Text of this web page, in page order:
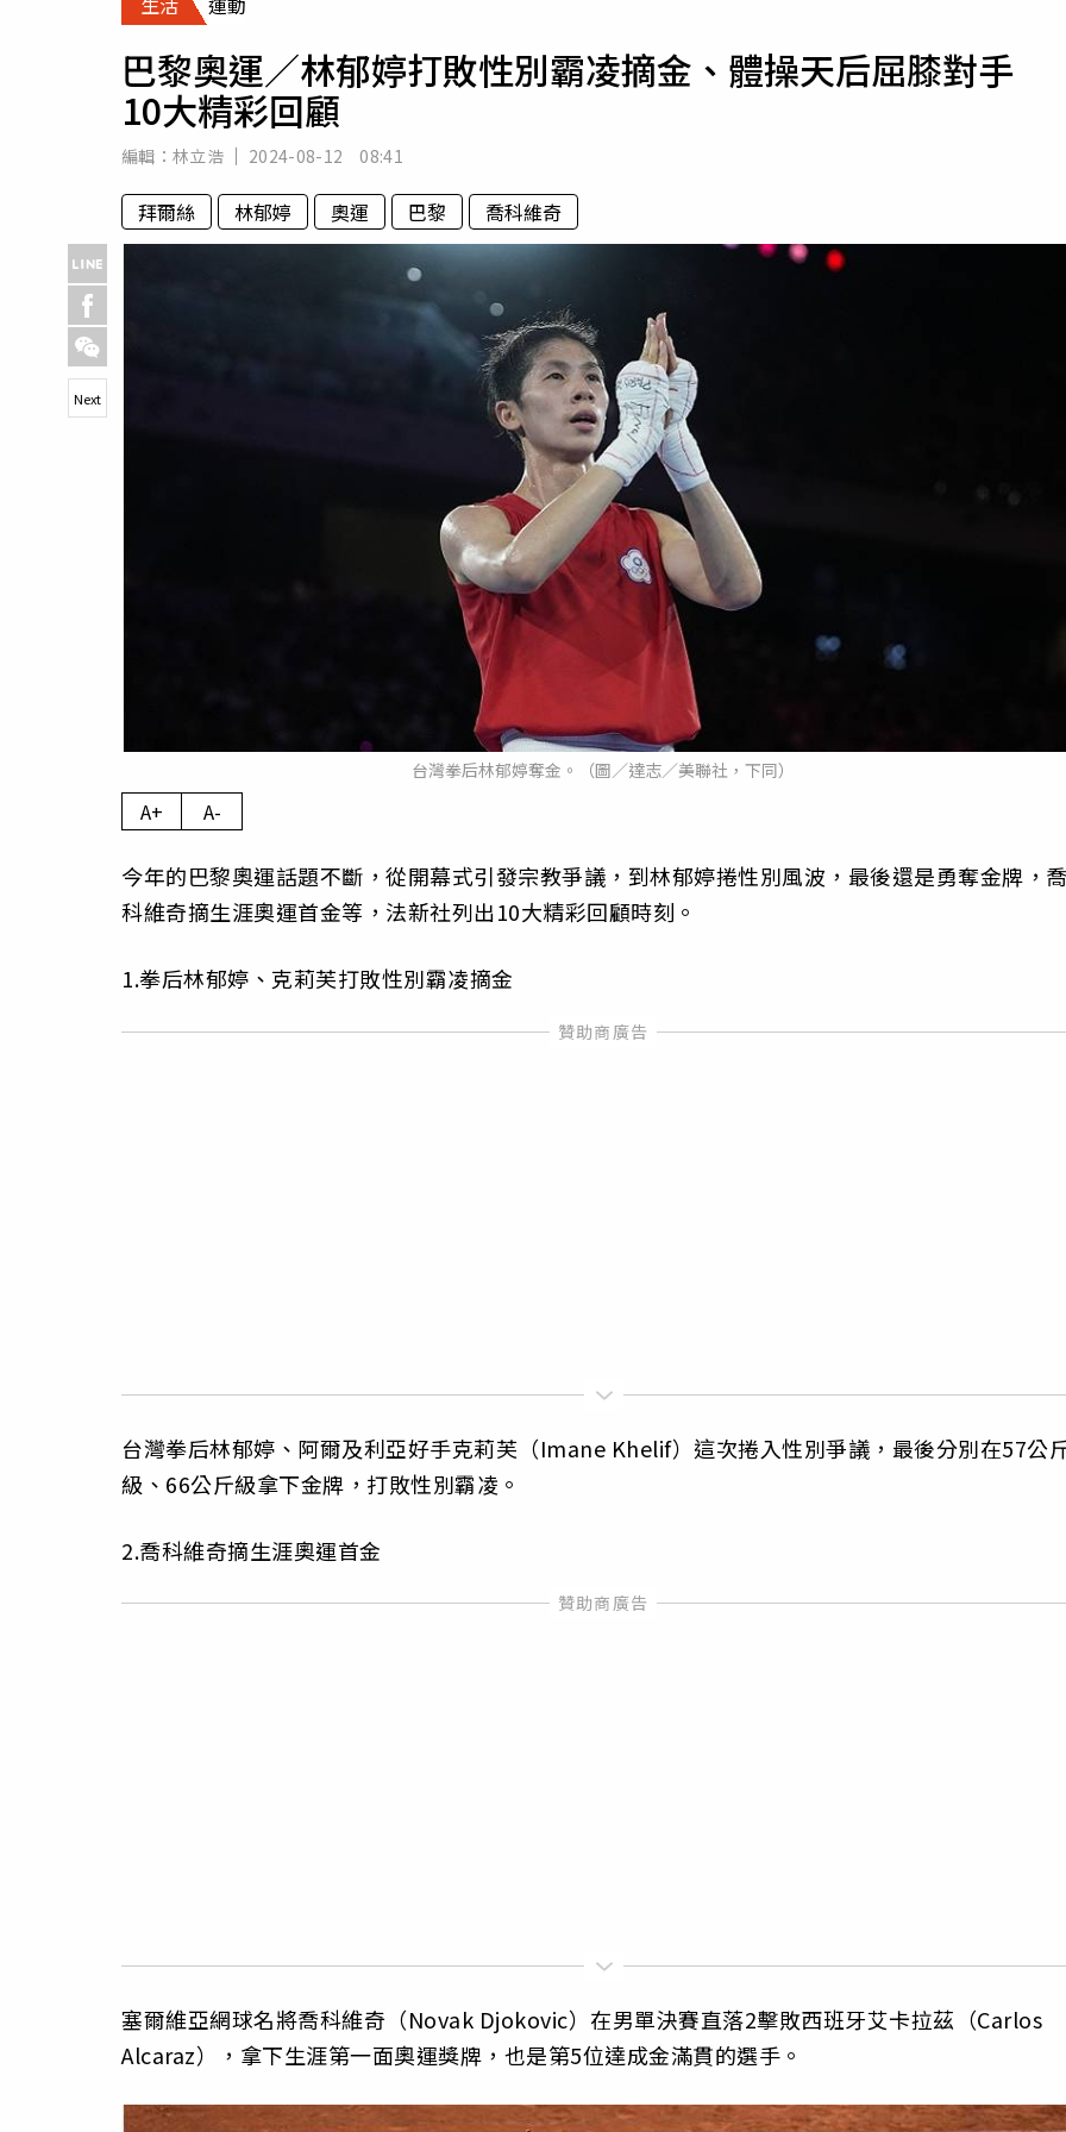
專欄
運勢
巴黎奧運／林郁婷打敗性別霸凌摘金、體操天后屈膝對手
10大精彩回顧
編輯： 林立浩 2024-08-12 08:41
拜爾絲 林郁婷 奧運 巴黎 喬科維奇
台灣拳后林郁婷奪金。（圖／達志／美聯社，下同）
Next
A+ A-
今年的巴黎奧運話題不斷，從開幕式引發宗教爭議，到林郁婷捲性別風波，最後還是勇奪金牌，
科維奇摘生涯奧運首金等，法新社列出10大精彩回顧時刻。
1.拳后林郁婷、克莉芙打敗性別霸凌摘金
台灣拳后林郁婷、阿爾及利亞好手克莉芙（Imane Khelif）這次捲入性別爭議，最後分別在57公
級、66公斤級拿下金牌，打敗性別霸凌。
2.喬科維奇摘生涯奧運首金
塞爾維亞網球名將喬科維奇（Novak Djokovic）在男單決賽直落2擊敗西班牙艾卡拉茲（Carlos
Alcaraz），拿下生涯第一面奧運獎牌，也是第5位達成金滿貫的選手。